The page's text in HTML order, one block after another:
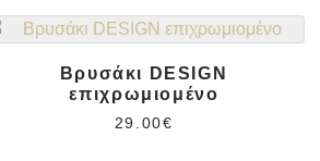
Βρυσάκι DESIGN
επιχρωμιομένο
29.00€